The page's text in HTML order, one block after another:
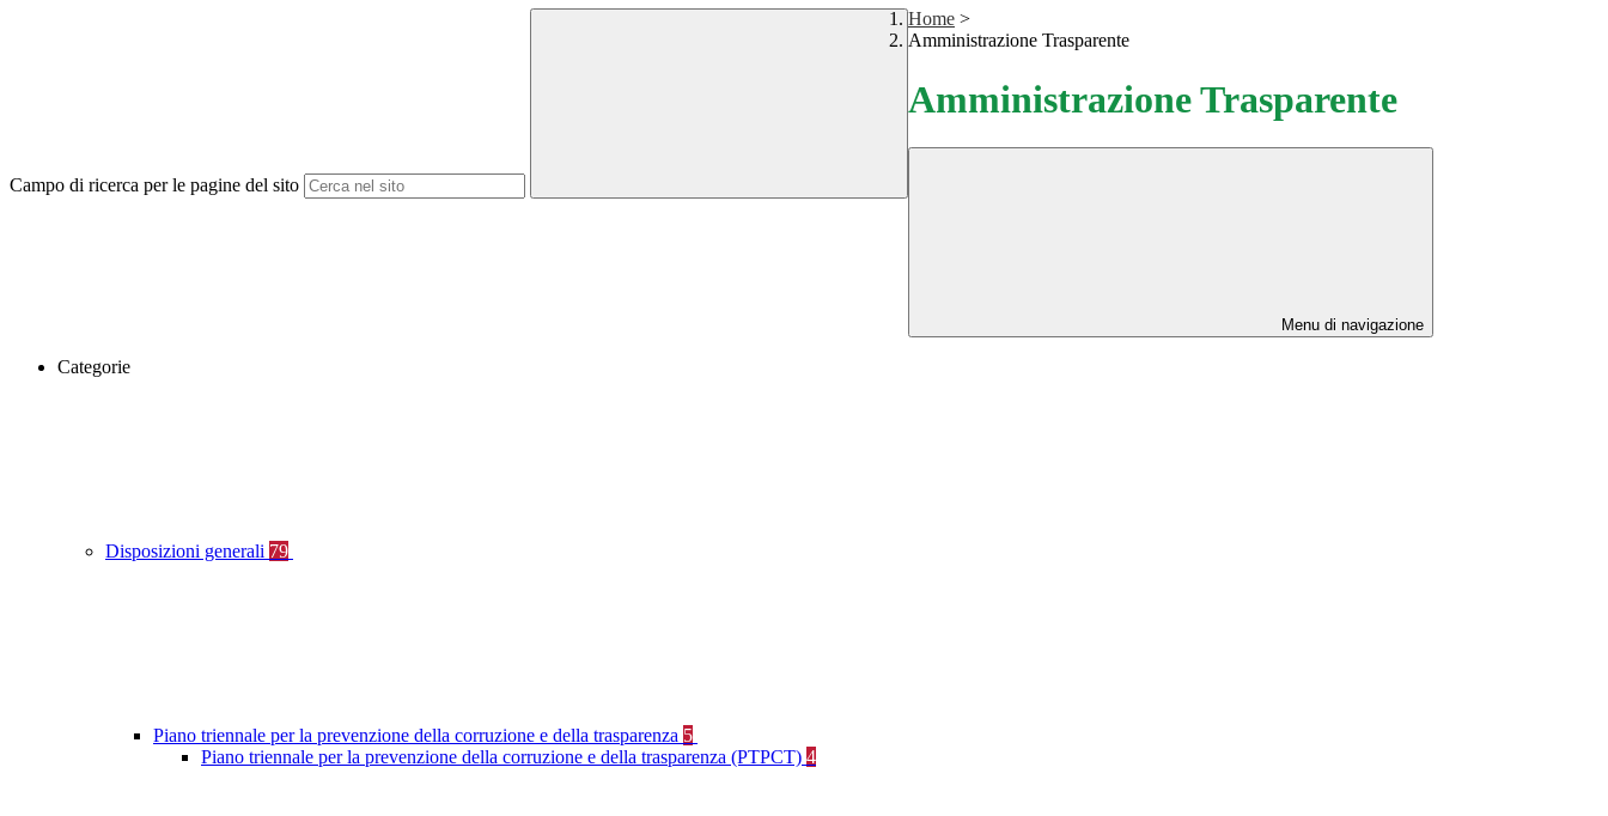
Campo di ricerca per le pagine del sito
Home >
Amministrazione Trasparente
Amministrazione Trasparente
Menu di navigazione
Categorie
Disposizioni generali 79
Piano triennale per la prevenzione della corruzione e della trasparenza 5
Piano triennale per la prevenzione della corruzione e della trasparenza (PTPCT) 4